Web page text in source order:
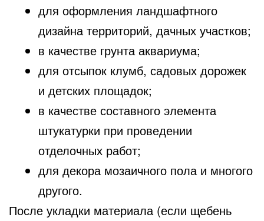
для оформления ландшафтного
дизайна территорий, дачных участков;
в качестве грунта аквариума;
для отсыпок клумб, садовых дорожек
и детских площадок;
в качестве составного элемента
штукатурки при проведении
отделочных работ;
для декора мозаичного пола и многого
другого.
После укладки материала (если щебень